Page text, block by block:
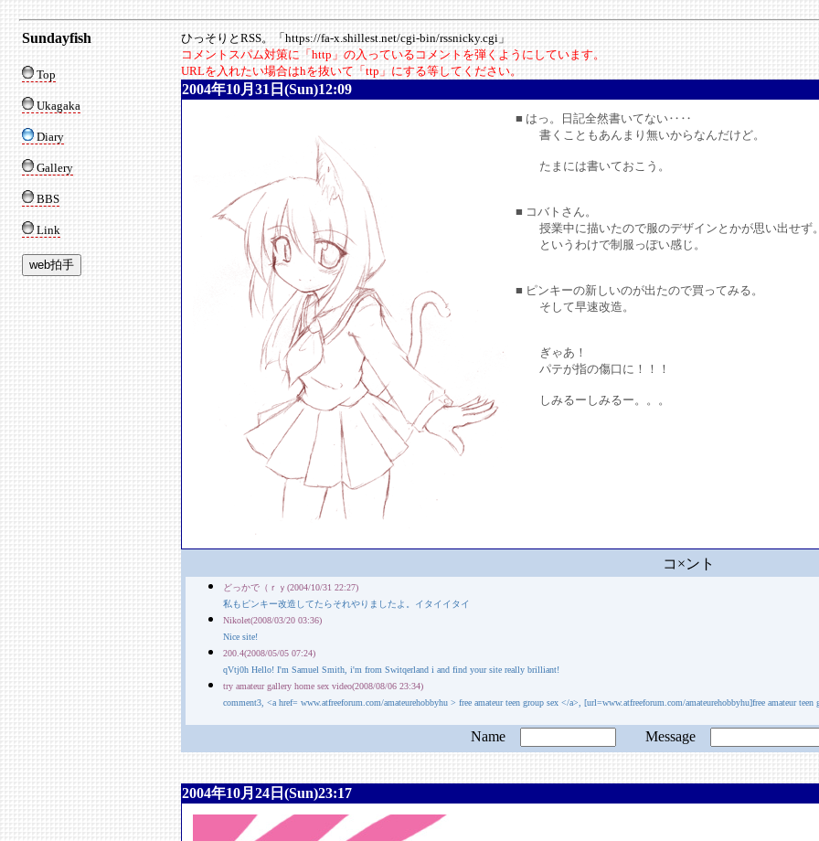
Sundayfish
Top
Ukagaka
Diary
Gallery
BBS
Link
ひっそりとRSS。「https://fa-x.shillest.net/cgi-bin/rssnicky.cgi」
コメントスパム対策に「http」の入っているコメントを弾くようにしています。
URLを入れたい場合はhを抜いて「ttp」にする等してください。
2004年10月31日(Sun)12:09
■ はっ。日記全然書いてない‥‥
書くこともあんまり無いからなんだけど。
たまには書いておこう。
■ コバトさん。
授業中に描いたので服のデザインとかが思い出せず
というわけで制服っぽい感じ。
■ ピンキーの新しいのが出たので買ってみる。
そして早速改造。
ぎゃあ！
パテが指の傷口に！！！
しみるーしみるー。。。
コ×ント
どっかで（ｒｙ(2004/10/31 22:27)
私もピンキー改造してたらそれやりましたよ。イタイイタイ
Nikolet(2008/03/20 03:36)
Nice site!
200.4(2008/05/05 07:24)
qVtj0h Hello! I'm Samuel Smith, i'm from Switqerland i and find your site really brilliant!
try amateur gallery home sex video(2008/08/06 23:34)
comment3, <a href= www.atfreeforum.com/amateurehobbyhu > free amateur teen group sex </a>, [url=www.atfreeforum.com/amateurehobbyhu]free amateur
Name Message
2004年10月24日(Sun)23:17